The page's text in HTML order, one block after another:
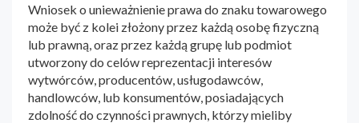
Wniosek o unieważnienie prawa do znaku towarowego
może być z kolei złożony przez każdą osobę fizyczną
lub prawną, oraz przez każdą grupę lub podmiot
utworzony do celów reprezentacji interesów
wytwórców, producentów, usługodawców,
handlowców, lub konsumentów, posiadających
zdolność do czynności prawnych, którzy mieliby